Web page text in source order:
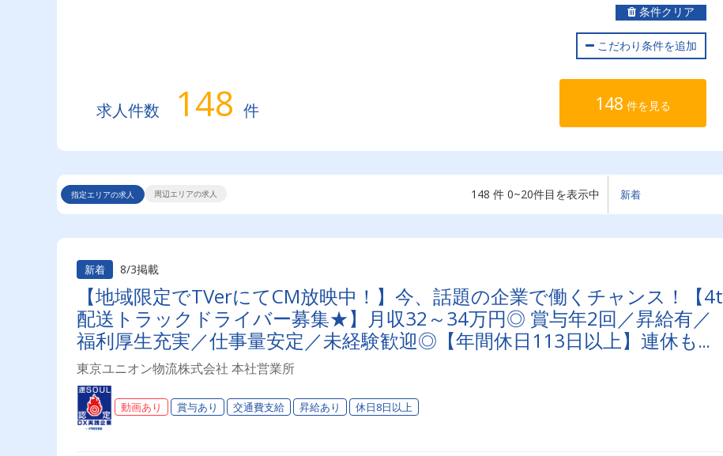
条件クリア
こだわり条件を追加
求人件数 148 件 148 件を見る
指定エリアの求人 周辺エリアの求人 148 件 0~20件目を表示中
新着 8/3掲載
【地域限定でTVerにてCM放映中！】今、話題の企業で働くチャンス！【4t
配送トラックドライバー募集★】月収32～34万円◎ 賞与年2回／昇給有／
福利厚生充実／仕事量安定／未経験歓迎◎【年間休日113日以上】連休もあ
り◎プライベート充実可◎「安心・安全」で働く。東京ユニオン物流でド
ライバーライフを送りませんか？
東京ユニオン物流株式会社 本社営業所
動画あり 賞与あり 交通費支給 昇給あり 休日8日以上